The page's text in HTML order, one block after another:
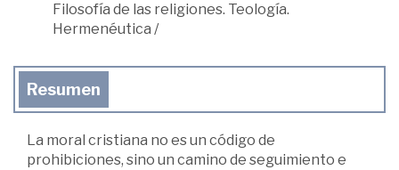
Filosofía de las religiones. Teología.
Hermenéutica /
Resumen
La moral cristiana no es un código de
prohibiciones, sino un camino de seguimiento e